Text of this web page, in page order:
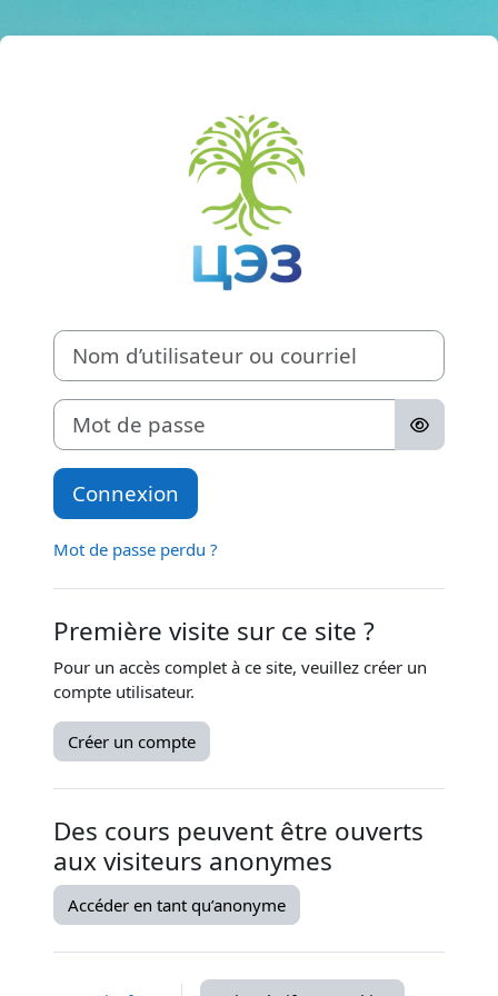
Connexion à
Procédure de création de compte
Nom d’utilisateur ou courriel
Mot de passe
Connexion
Mot de passe perdu ?
Première visite sur ce site ?
Pour un accès complet à ce site, veuillez créer un
compte utilisateur.
Créer un compte
Des cours peuvent être ouverts
aux visiteurs anonymes
Accéder en tant qu’anonyme